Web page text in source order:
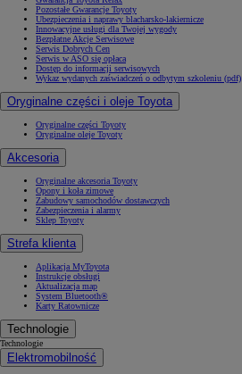
Pozostałe Gwarancje Toyoty
Ubezpieczenia i naprawy blacharsko-lakiernicze
Innowacyjne usługi dla Twojej wygody
Bezpłatne Akcje Serwisowe
Serwis Dobrych Cen
Serwis w ASO się opłaca
Dostęp do informacji serwisowych
Wykaz wydanych zaświadczeń o odbytym szkoleniu (pdf)
Oryginalne części i oleje Toyota
Oryginalne części Toyoty
Oryginalne oleje Toyoty
Akcesoria
Oryginalne akcesoria Toyoty
Opony i koła zimowe
Zabudowy samochodów dostawczych
Zabezpieczenia i alarmy
Sklep Toyoty
Strefa klienta
Aplikacja MyToyota
Instrukcje obsługi
Aktualizacja map
System Bluetooth®
Karty Ratownicze
Technologie
Technologie
Elektromobilność